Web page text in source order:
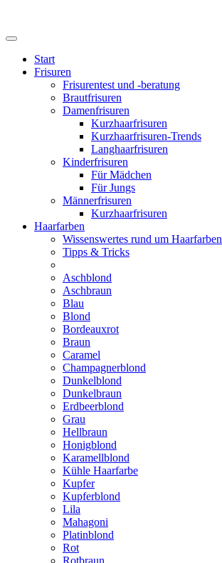
Start
Frisuren
Frisurentest und -beratung
Brautfrisuren
Damenfrisuren
Kurzhaarfrisuren
Kurzhaarfrisuren-Trends
Langhaarfrisuren
Kinderfrisuren
Für Mädchen
Für Jungs
Männerfrisuren
Kurzhaarfrisuren
Haarfarben
Wissenswertes rund um Haarfarben
Tipps & Tricks
Aschblond
Aschbraun
Blau
Blond
Bordeauxrot
Braun
Caramel
Champagnerblond
Dunkelblond
Dunkelbraun
Erdbeerblond
Grau
Hellbraun
Honigblond
Karamellblond
Kühle Haarfarbe
Kupfer
Kupferblond
Lila
Mahagoni
Platinblond
Rot
Rotbraun